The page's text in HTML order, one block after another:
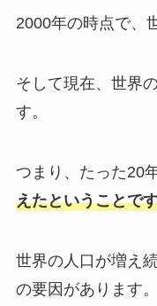
2000年の時点で、
そして現在、世界
す。
つまり、たった20
えたということで
世界の人口が増え
の要因があります。